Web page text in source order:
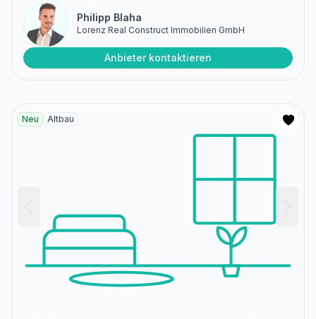
Philipp Blaha
Lorenz Real Construct Immobilien GmbH
Anbieter kontaktieren
Neu Altbau